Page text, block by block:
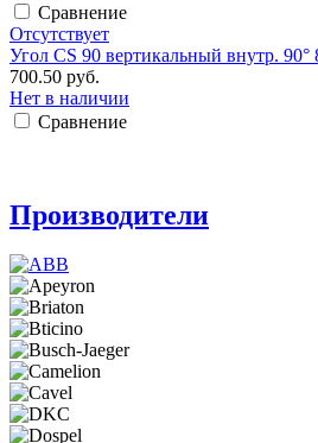
Сравнение
Отсутствует
Угол CS 90 вертикальный внутр.
700.50 руб.
Нет в наличии
Сравнение
Производители